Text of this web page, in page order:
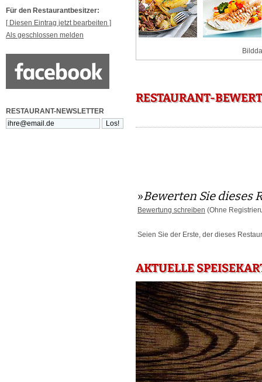
Für den Restaurantbesitzer:
[ Diesen Eintrag jetzt bearbeiten ]
Als geschlossen melden
RESTAURANT-NEWSLETTER
RESTAURANT-
»Bewerten Sie dieses
Bewertung schreiben (Ohne
Seien Sie der Erste, der dieses
AKTUELLE